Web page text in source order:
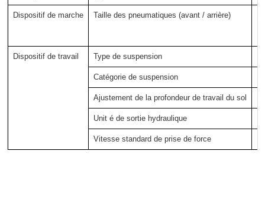
Dispositif de marche Taille des pneumatiques (avant / arrière)
Dispositif de travail Type de suspension
Catégorie de suspension
Ajustement de la profondeur de travail du sol
Unit é de sortie hydraulique
Vitesse standard de prise de force